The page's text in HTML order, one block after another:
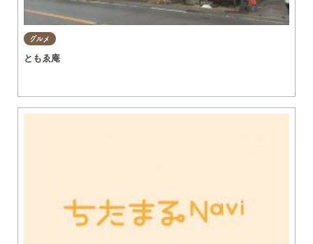
グルメ
ともゑ庵